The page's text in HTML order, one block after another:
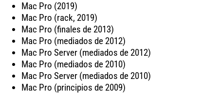
Mac Pro (2019)
Mac Pro (rack, 2019)
Mac Pro (finales de 2013)
Mac Pro (mediados de 2012)
Mac Pro Server (mediados de 2012)
Mac Pro (mediados de 2010)
Mac Pro Server (mediados de 2010)
Mac Pro (principios de 2009)